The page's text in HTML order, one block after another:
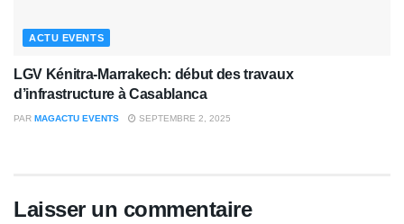
ACTU EVENTS
LGV Kénitra-Marrakech: début des travaux
d’infrastructure à Casablanca
PAR MAGACTU EVENTS SEPTEMBRE 2, 2025
Laisser un commentaire